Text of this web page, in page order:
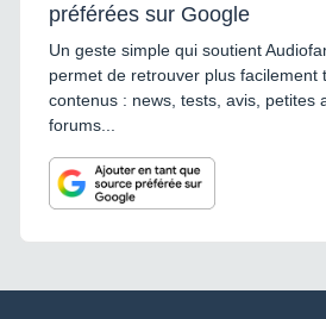
préférées sur Google
Un geste simple qui soutient
permet de retrouver plus facilement
contenus : news, tests, avis, petites
forums...